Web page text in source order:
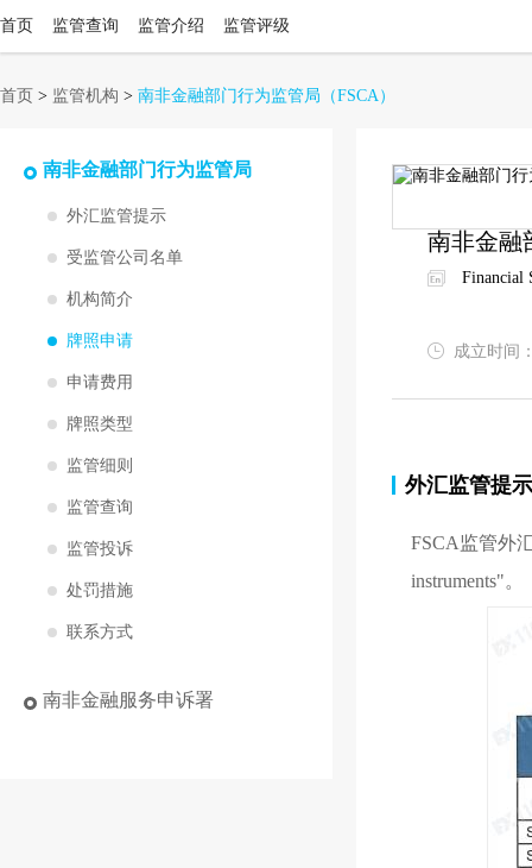
首页 监管查询 监管介绍 监管评级
首页 > 监管机构 > 南非金融部门行为监管局 （FSCA）
南非金融部门行为监管局
外汇监管提示
受监管公司名单
机构简介
牌照申请
申请费用
牌照类型
监管细则
监管查询
监管投诉
处罚措施
联系方式
南非金融服务申诉署
南非金融
Financial
成立时间
外汇监管提示
FSCA监管外
instruments"。